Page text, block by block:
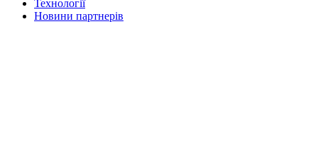
Технології
Новини партнерів